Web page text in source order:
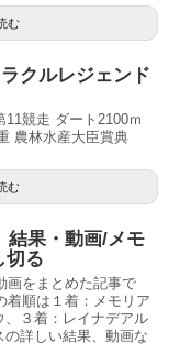
む
クルレジェンド
11競走 ダート2100ｍ
農林水産大臣賞典
む
結果・動画/メモ
切る
画をまとめた記事で
着順は１着：メモリア
、３着：レイナデアル
詳しい結果、動画な